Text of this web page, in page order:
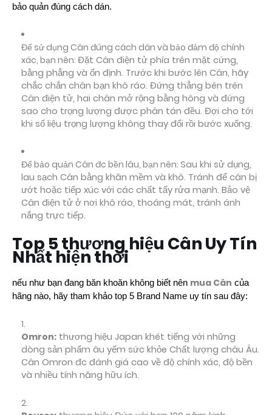
bảo quản đúng cách dán.
Để sử dụng Cân đúng cách dán và bảo đảm độ chính
xác, bạn nên: Đặt Cân điện tử phía trên mặt cứng,
bằng phẳng và ổn định. Trước khi bước lên Cân, hãy
chắc chắn chân bạn khô ráo. Đứng thẳng bên trên
Cân điện tử, hai chân mở rộng bằng hông và đứng
sao cho trọng lượng được phân tán đều. Đợi cho tới
khi số liệu trọng lượng không thay đổi rồi bước xuống.
Để bảo quản Cân đc bền lâu, bạn nên: Sau khi sử dụng,
lau sạch Cân bằng khăn mềm và khô. Tránh để cân bị
ướt hoặc tiếp xúc với các chất tẩy rửa mạnh. Bảo vệ
Cân điện tử ở nơi khô ráo, thoáng mát, tránh ánh
nắng trực tiếp.
Top 5 thương hiệu Cân Uy Tín
Nhất hiện thời
nếu như bạn đang băn khoăn không biết nên mua Cân của
hãng nào, hãy tham khảo top 5 Brand Name uy tín sau đây:
Omron: thương hiệu Japan khét tiếng với những
dòng sản phẩm âu yếm sức khỏe Chất lượng châu Âu.
Cân Omron đc đánh giá cao về độ chính xác, độ bền
và nhiều tính năng hữu ích.